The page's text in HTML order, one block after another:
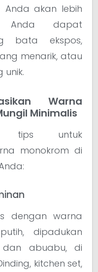
Anda akan lebih
Anda dapat
bata ekspos,
menarik, atau
unik.
Warna
Minimalis
tips untuk
monokrom di
dengan warna
dipadukan
abuabu, di
kitchen set,